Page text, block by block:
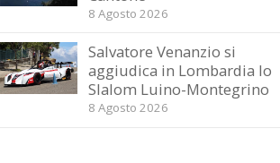
8 Agosto 2026
Salvatore Venanzio si
aggiudica in Lombardia lo
Slalom Luino-Montegrino
8 Agosto 2026